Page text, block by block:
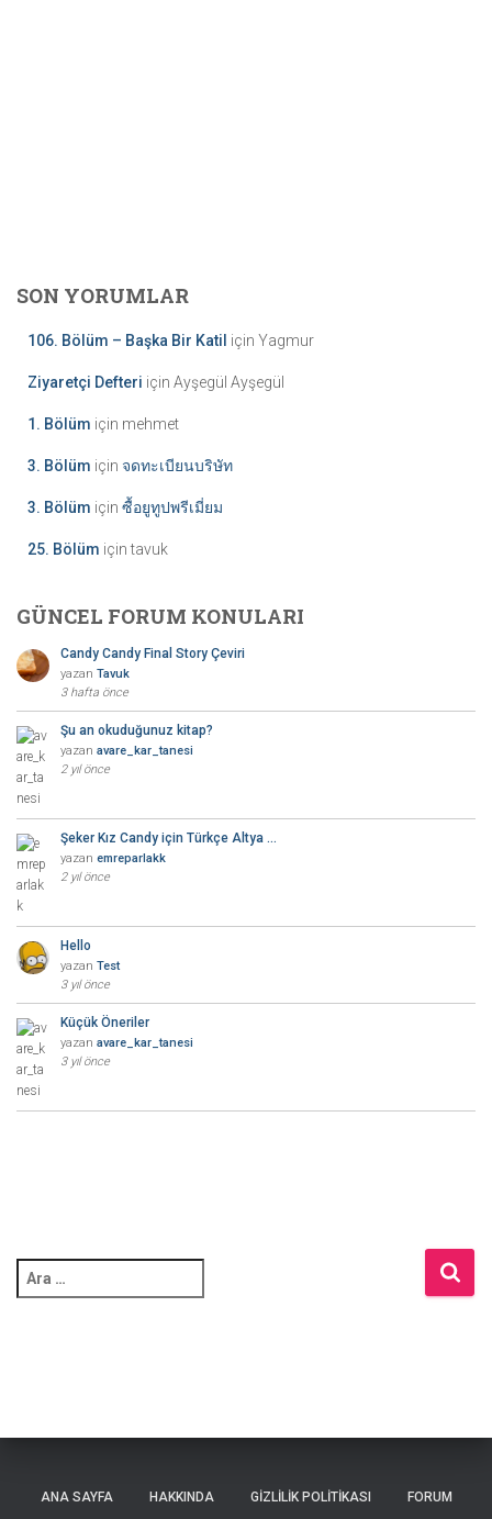
SON YORUMLAR
106. Bölüm – Başka Bir Katil için Yagmur
Ziyaretçi Defteri için Ayşegül Ayşegül
1. Bölüm için mehmet
3. Bölüm için จดทะเบียนบริษัท
3. Bölüm için ซื้อยูทูปพรีเมี่ยม
25. Bölüm içintavuk
GÜNCEL FORUM KONULARI
Candy Candy Final Story Çeviri
yazan Tavuk
3 hafta önce
Şu an okuduğunuz kitap?
yazan avare_kar_tanesi
2 yıl önce
Şeker Kız Candy için Türkçe Altya …
yazan emreparlakk
2 yıl önce
Hello
yazan Test
3 yıl önce
Küçük Öneriler
yazan avare_kar_tanesi
3 yıl önce
r
ANA SAYFA HAKKINDA GIZLILIK POLITIKASI FORUM